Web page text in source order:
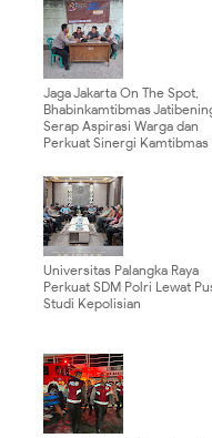
Jaga Jakarta On The Spot,
Bhabinkamtibmas
Serap Aspirasi Warga dan
Perkuat Sinergi Kamtibmas
Universitas Palangka Raya
Perkuat SDM Polri Lewat
Studi Kepolisian